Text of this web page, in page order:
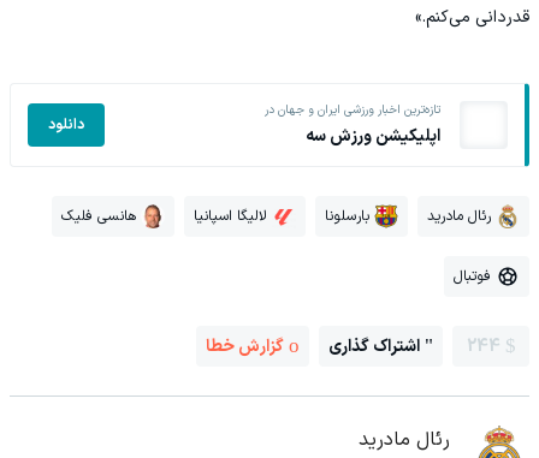
قدردانی می‌کنم.»
تازه‌ترین اخبار ورزشی ایران و جهان در
اپلیکیشن ورزش سه دانلود
رئال مادرید بارسلونا لالیگا اسپانیا هانسی فلیک
فوتبال
244 اشتراک گذاری گزارش خطا
رئال مادرید